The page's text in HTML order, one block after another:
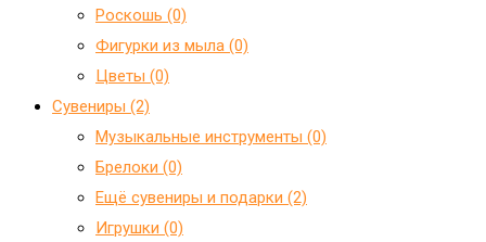
Роскошь (0)
Фигурки из мыла (0)
Цветы (0)
Сувениры (2)
Mузыкальные инструменты (0)
Брелоки (0)
Ещё сувениры и подарки (2)
Игрушки (0)